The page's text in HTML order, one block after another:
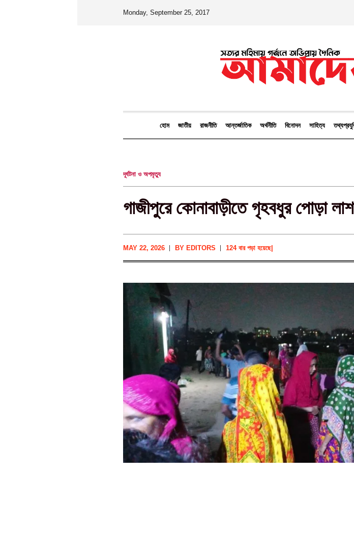
Monday, September 25, 2017
হোম জাতীয় রাজনীতি আন্তর্জাতিক অর্থনীতি বিনোদন সাহিত্য
দূর্ঘটনা ও অপমৃত্যু
গাজীপুরে কোনাবাড়ীতে গৃহবধুর পোড়া
MAY 22, 2026 BY EDITORS |
124 বার পড়া হয়েছে